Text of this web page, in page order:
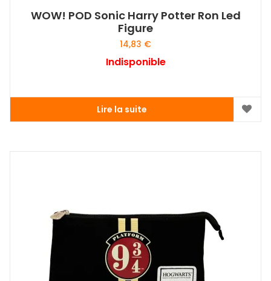
WOW! POD Sonic Harry Potter Ron Led
Figure
14,83 €
Indisponible
Lire la suite